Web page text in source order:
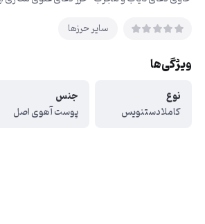
سایر حرزها
ویژگی‌ها
نوع
کاملا دستنویس
جنس
پوست آهوی اصل